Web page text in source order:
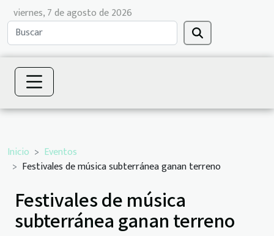
viernes, 7 de agosto de 2026
Inicio
Eventos
Festivales de música subterránea ganan terreno
Festivales de música
subterránea ganan terreno